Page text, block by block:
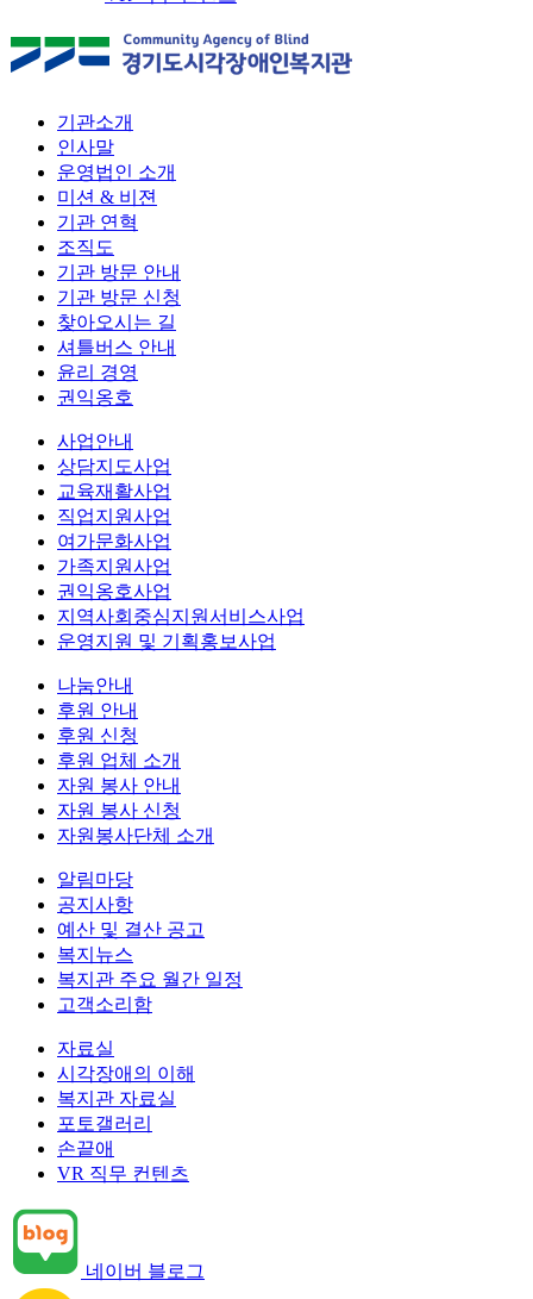
기관소개
인사말
운영법인 소개
미션 & 비젼
기관 연혁
조직도
기관 방문 안내
기관 방문 신청
찾아오시는 길
셔틀버스 안내
윤리 경영
권익옹호
사업안내
상담지도사업
교육재활사업
직업지원사업
여가문화사업
가족지원사업
권익옹호사업
지역사회중심지원서비스사업
운영지원 및 기획홍보사업
나눔안내
후원 안내
후원 신청
후원 업체 소개
자원 봉사 안내
자원 봉사 신청
자원봉사단체 소개
알림마당
공지사항
예산 및 결산 공고
복지뉴스
복지관 주요 월간 일정
고객소리함
자료실
시각장애의 이해
복지관 자료실
포토갤러리
손끝애
VR 직무 컨텐츠
네이버 블로그